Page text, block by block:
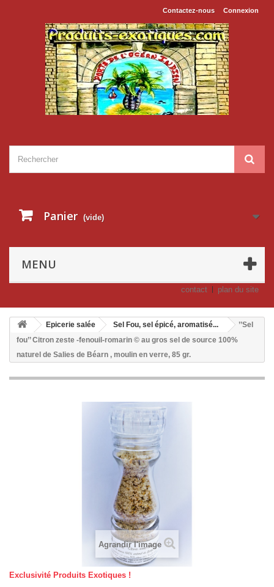
Connexion
Contactez-nous
Panier (vide)
MENU
contact plan du site
Epicerie salée Sel Fou, sel épicé, aromatisé...
’’Sel
fou’’ Citron zeste -fenouil-romarin © au gros sel de source 100%
naturel de Salies de Béarn , moulin en verre, 85 gr.
Agrandir l'image
Exclusivité Produits Exotiques !